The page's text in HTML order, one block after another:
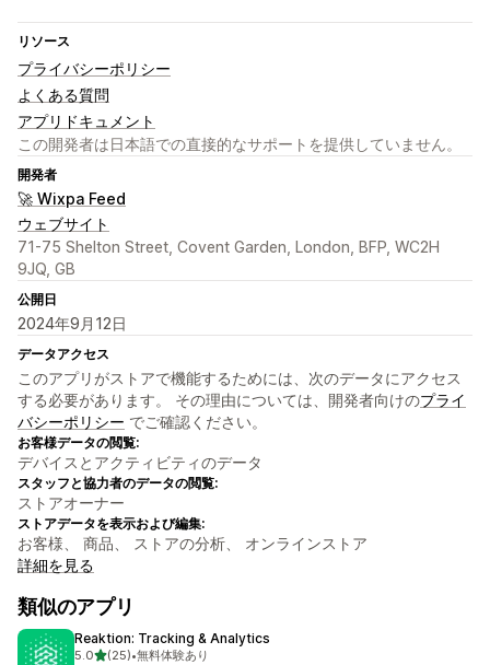
リソース
プライバシーポリシー
よくある質問
アプリドキュメント
この開発者は日本語での直接的なサポートを提供していません。
開発者
🚀 Wixpa Feed
ウェブサイト
71-75 Shelton Street, Covent Garden, London, BFP, WC2H
9JQ, GB
公開日
2024年9月12日
データアクセス
このアプリがストアで機能するためには、次のデータにアクセス
する必要があります。 その理由については、開発者向けのプライ
バシーポリシー でご確認ください。
お客様データの閲覧:
デバイスとアクティビティのデータ
スタッフと協力者のデータの閲覧:
ストアオーナー
ストアデータを表示および編集:
お客様、 商品、 ストアの分析、 オンラインストア
詳細を見る
類似のアプリ
Reaktion: Tracking & Analytics
5.05つ星中
(25)•無料体験あり